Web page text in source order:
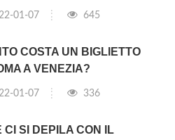
01-07 645
COSTA UN BIGLIETTO
A VENEZIA?
01-07 336
CI SI DEPILA CON IL